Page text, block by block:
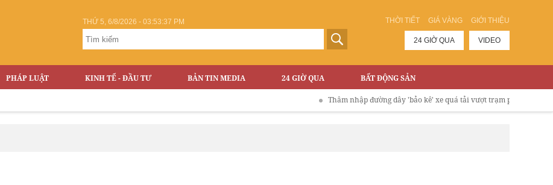
THỜI TIẾT GIÁ VÀNG GIỚI THIỆU
THỨ 5, 6/8/2026 - 03:53:38 PM
24 GIỜ QUA VIDEO
PHÁP LUẬT KINH TẾ - ĐẦU TƯ BẢN TIN MEDIA 24 GIỜ QUA BẤT ĐỘNG SẢN
Thâm nhập đường dây 'bảo kê' xe quá tải vượt trạm phí Cao tốc Hà Nội - Lào